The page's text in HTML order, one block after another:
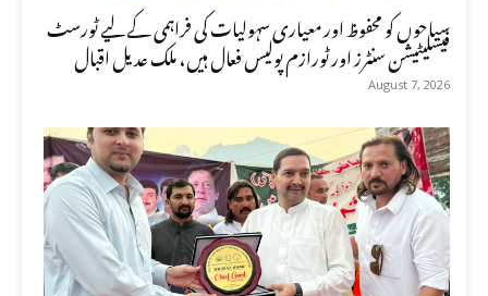
سیاحوں کو محفوظ اور معیاری سہولیات کی فراہمی کے لیے ٹورسٹ
فیسلیٹیشن سنٹرز اور ٹورازم پولیس فعال ہیں، ملک عدیل اقبال
August 7, 2026